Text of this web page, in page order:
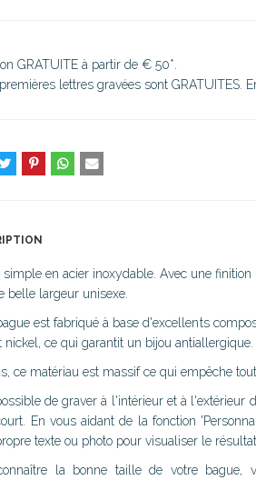
GRATUITE à partir de € 50*.
premières lettres gravées sont GRATUITES.
simple en acier inoxydable. Avec une
belle largeur unisexe.
est fabriqué à base d'excellents
nickel, ce qui garantit un bijou antiallergique.
ce matériau est massif ce qui empêche
de graver à l'intérieur et à l'extérieur
En vous aidant de la fonction
texte ou photo pour visualiser le
la bonne taille de votre bague,